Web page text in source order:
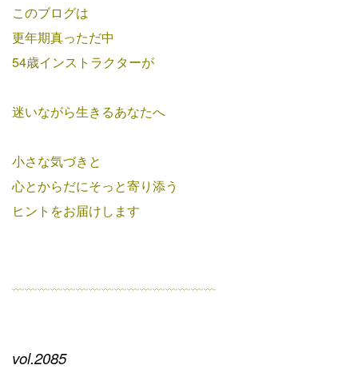
このブログは
更年期真っただ中
54歳インストラクターが
迷いながら生きるあなたへ
小さな気づきと
心とからだにそっと寄り添う
ヒントをお届けします
﹏﹏﹏﹏﹏﹏﹏﹏﹏﹏﹏﹏﹏﹏﹏﹏
vol.2085